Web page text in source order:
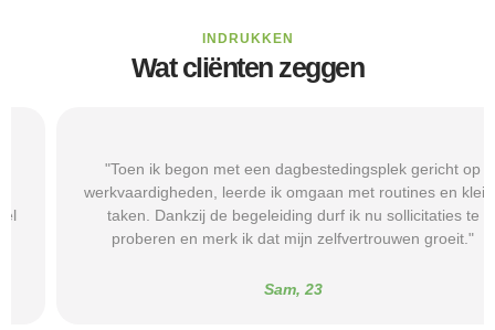
INDRUKKEN
Wat cliënten zeggen
"Toen ik begon met een dagbestedingsplek gericht op
werkvaardigheden, leerde ik omgaan met routines en kleine
taken. Dankzij de begeleiding durf ik nu sollicitaties te
proberen en merk ik dat mijn zelfvertrouwen groeit."
Sam, 23